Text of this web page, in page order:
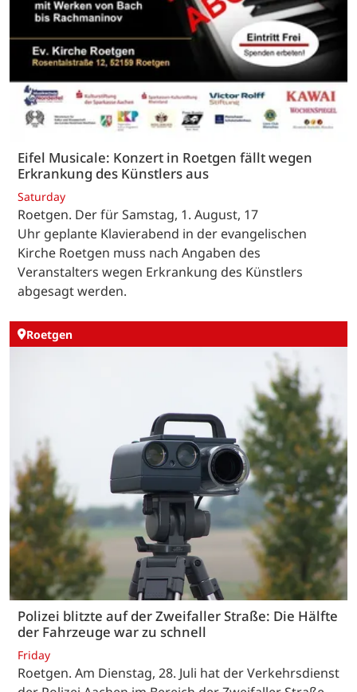
Eifel Musicale: Konzert in Roetgen fällt wegen
Erkrankung des Künstlers aus
Saturday
Roetgen. Der für Samstag, 1. August, 17
Uhr geplante Klavierabend in der evangelischen
Kirche Roetgen muss nach Angaben des
Veranstalters wegen Erkrankung des Künstlers
abgesagt werden.
Roetgen
Polizei blitzte auf der Zweifaller Straße: Die Hälfte
der Fahrzeuge war zu schnell
Friday
Roetgen. Am Dienstag, 28. Juli hat der Verkehrsdienst